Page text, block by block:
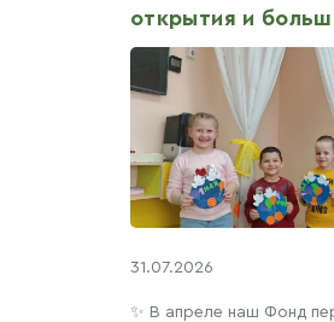
открытия и
детей
31.07.2026
✨ В апреле наш Фонд